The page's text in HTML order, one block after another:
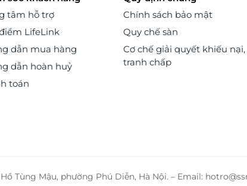
tâm hỗ trợ
LifeLink
dẫn mua hàng
dẫn hoàn huỷ
toán
Chính sách bảo mật
Quy chế sàn
Cơ chế giải quyết khiếu nại,
tranh chấp
Tùng Mậu, phường Phú Diễn, Hà Nội. – Email: